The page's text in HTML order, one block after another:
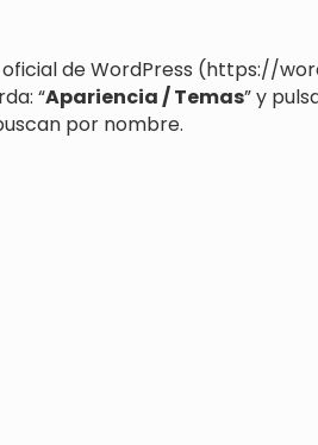
de WordPress (https://
“Apariencia / Temas” y
por nombre.